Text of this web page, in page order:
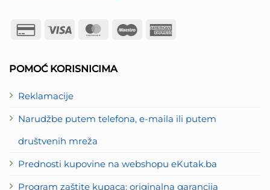
POMOĆ KORISNICIMA
Reklamacije
Narudžbe putem telefona, e-maila ili putem
društvenih mreža
Prednosti kupovine na webshopu eKutak.ba
Program zaštite kupaca: originalna garancija
Credit
Visa MasterCard
Maestro